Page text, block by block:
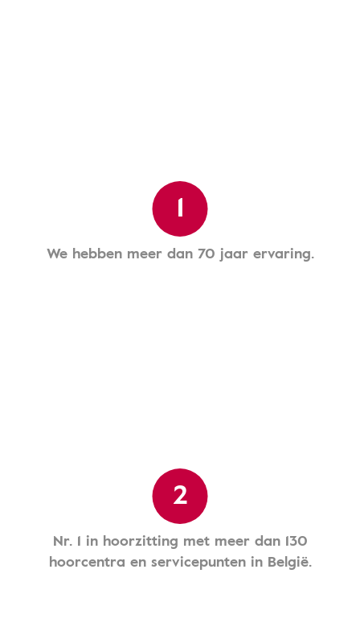
1
We hebben meer dan 70 jaar ervaring.
2
Nr. 1 in hoorzitting met meer dan 130
hoorcentra en servicepunten in België.